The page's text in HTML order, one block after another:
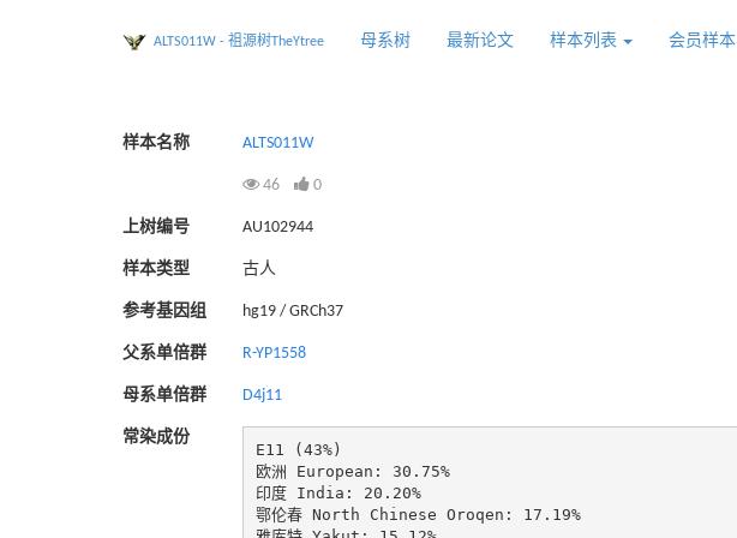
ALTS011W - 祖源树TheYtree 母系树 最新论文 样本列表 会员样本
样本名称 ALTS011W
46 0
上树编号 AU102944
样本类型 古人
参考基因组 hg19 / GRCh37
父系单倍群 R-YP1558
母系单倍群 D4j11
常染成份
E11 (43%)
欧洲 European: 30.75%
印度 India: 20.20%
鄂伦春 North Chinese Oroqen: 17.19%